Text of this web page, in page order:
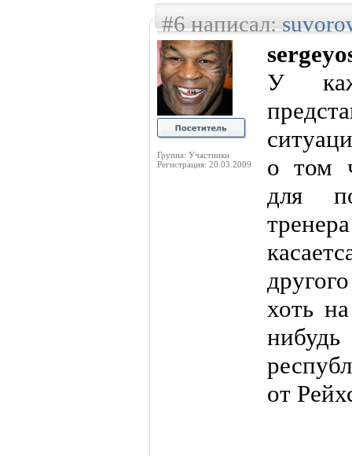
#6 написал:
Группа: Участники
Регистрация: 20.03.2009
У
о том
для
хоть
от